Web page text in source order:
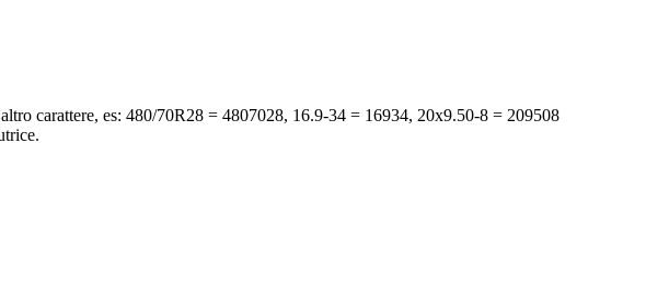
carattere, es: 480/70R28 = 4807028, 16.9-34 = 16934, 20x9.50-8 = 209508